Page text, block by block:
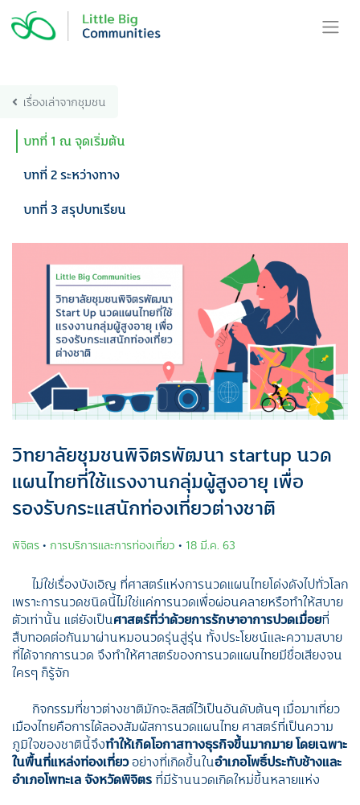
content
เรื่องเล่าจากชุมชน
บทที่ 1 ณ จุดเริ่มต้น
บทที่ 2 ระหว่างทาง
บทที่ 3 สรุปบทเรียน
วิทยาลัยชุมชนพิจิตรพัฒนา startup นวด
แผนไทยที่ใช้แรงงานกลุ่มผู้สูงอายุ เพื่อ
รองรับกระแสนักท่องเที่ยวต่างชาติ
พิจิตร• การบริการและการท่องเที่ยว • 18 มี.ค. 63
ไม่ใช่เรื่องบังเอิญ ที่ศาสตร์แห่งการนวดแผนไทยโด่งดังไปทั่วโลก
เพราะการนวดชนิดนี้ไม่ใช่แค่การนวดเพื่อผ่อนคลายหรือทำให้สบาย
ตัวเท่านั้น แต่ยังเป็นศาสตร์ที่ว่าด้วยการรักษาอาการปวดเมื่อยที่
สืบทอดต่อกันมาผ่านหมอนวดรุ่นสู่รุ่น ทั้งประโยชน์และความสบาย
ที่ได้จากการนวด จึงทำให้ศาสตร์ของการนวดแผนไทยมีชื่อเสียงจน
ใครๆ ก็รู้จัก
กิจกรรมที่ชาวต่างชาติมักจะลิสต์ไว้เป็นอันดับต้นๆ เมื่อมาเที่ยว
เมืองไทยคือการได้ลองสัมผัสการนวดแผนไทย ศาสตร์ที่เป็นความ
ภูมิใจของชาตินี้จึงทำให้เกิดโอกาสทางธุรกิจขึ้นมากมาย โดยเฉพาะ
ในพื้นที่แหล่งท่องเที่ยวอย่างที่เกิดขึ้นในอำเภอโพธิ์ประทับช้างและ
อำเภอโพทะเล จังหวัดพิจิตร ที่มีร้านนวดเกิดใหม่ขึ้นหลายแห่ง